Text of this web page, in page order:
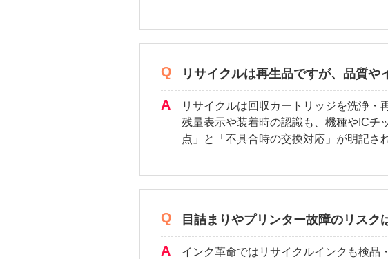
リサイクルは再生品ですが、品質や
リサイクルは回収カートリッジを洗浄・
残量表示や装着時の認識も、機種やICチ
点」と「不具合時の交換対応」が明記さ
目詰まりやプリンター故障のリスク
インク革命ではリサイクルインクも検品